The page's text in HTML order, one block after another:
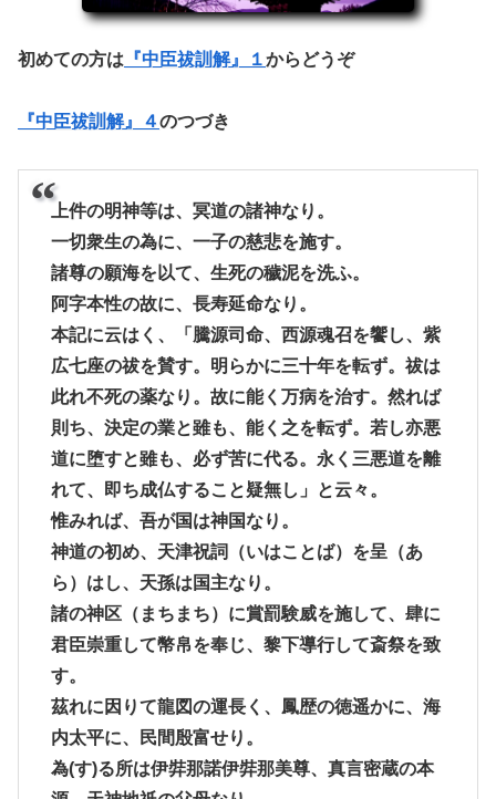
初めての方は 『中臣祓訓解』１からどうぞ
『中臣祓訓解』４のつづき
上件の明神等は、冥道の諸神なり。
一切衆生の為に、一子の慈悲を施す。
諸尊の願海を以て、生死の穢泥を洗ふ。
阿字本性の故に、長寿延命なり。
本記に云はく、「騰源司命、西源魂召を饗し、紫
広七座の祓を賛す。明らかに三十年を転ず。祓は
此れ不死の薬なり。故に能く万病を治す。然れば
則ち、決定の業と雖も、能く之を転ず。若し亦悪
道に堕すと雖も、必ず苦に代る。永く三悪道を離
れて、即ち成仏すること疑無し」と云々。
惟みれば、吾が国は神国なり。
神道の初め、天津祝詞（いはことば）を呈（あ
ら）はし、天孫は国主なり。
諸の神区（まちまち）に賞罰験威を施して、肆に
君臣崇重して幣帛を奉じ、黎下導行して斎祭を致
す。
茲れに因りて龍図の運長く、鳳歴の徳遥かに、海
内太平に、民間殷富せり。
為(す)る所は伊弉那諾伊弉那美尊、真言密蔵の本